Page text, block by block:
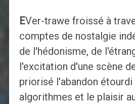
EVer-trawe froissé à
comptes de nostalgie
de l'hédonisme, de
l'excitation d'une scène
priorisé l'abandon étourdi
algorithmes et le plaisir